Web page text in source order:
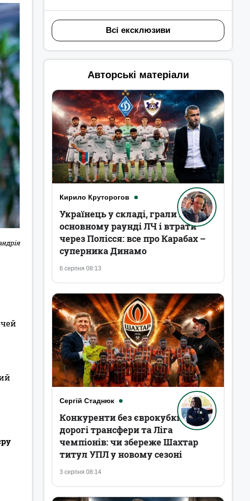
Всі ексклюзиви
Авторські матеріали
Кирило Круторогов
6 серпня 08:13
Українець у складі, грали в
основному раунді ЛЧ і втрати
через Полісся: все про Карабах –
суперника Динамо
Сергій Стаднюк
3 серпня 08:14
Конкуренти без єврокубків,
дорогі трансфери та Ліга
чемпіонів: чи збереже Шахтар
титул УПЛ у новому сезоні